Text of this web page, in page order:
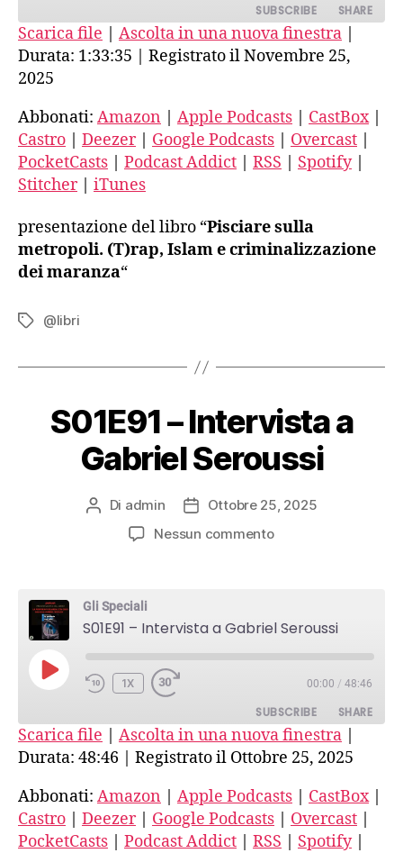
SUBSCRIBE SHARE
Amazon Apple Podcasts
Deezer Google Podcasts
Overcast PocketCasts
Podcast Addict RSS
Spotify
iTunes
RSS FEED
SHARE
EMBED
Scarica file | Ascolta in una nuova finestra |
Durata: 1:33:35 | Registrato il Novembre 25,
2025
Abbonati: Amazon | Apple Podcasts | CastBox|
Castro | Deezer| Google Podcasts | Overcast |
PocketCasts | Podcast Addict | RSS | Spotify|
Stitcher| iTunes
presentazione del libro “Pisciare sulla
metropoli. (T)rap, Islam e criminalizzazione
dei maranza“
Tag @libri
S01E91 – Intervista a
Gabriel Seroussi
Autore
articolo
Di admin
Data
dell'articolo
Ottobre 25, 2025
Nessun commentosu
Gabriel
Seroussi
Gli Speciali
S01E91 – Intervista a Gabriel Seroussi
PLAY
EPISODE
1X 00:00 / 48:46
SUBSCRIBE SHARE
Amazon Apple Podcasts
CastBox Castro
Deezer Google Podcasts
Overcast PocketCasts
SHARE
LINK
EMBED
Scarica file Ascolta in una nuova finestra
Durata: 48:46
Registrato il Ottobre 25, 2025
Abbonati: Amazon Apple Podcasts CastBox|
Castro
Deezer| Google Podcasts Overcast
PocketCasts
Podcast Addict RSS Spotify|